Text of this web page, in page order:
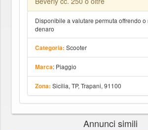
Disponibile a valutare permuta offrendo o
denaro
Categoria: Scooter
Marca: Piaggio
Zona: Sicilia, TP, Trapani, 91100
Annunci simili